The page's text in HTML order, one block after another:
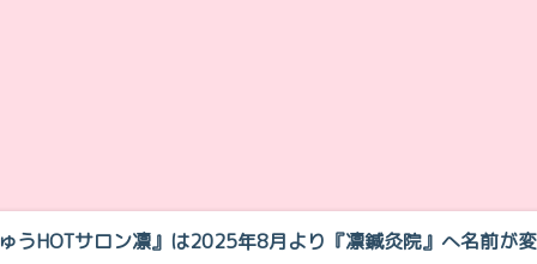
うHOTサロン凛』は2025年8月より『凛鍼灸院』へ名前が変